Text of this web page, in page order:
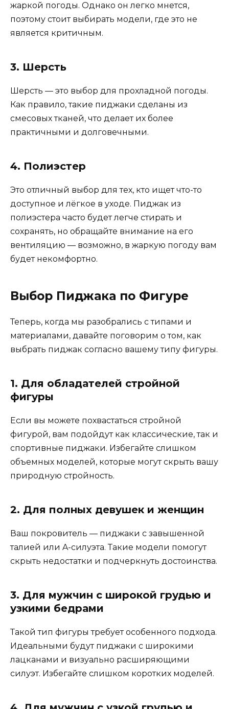
жаркой погоды. Однако он легко мнется,
поэтому стоит выбирать модели, где это не
является критичным.
3. Шерсть
Шерсть — это выбор для прохладной погоды.
Как правило, такие пиджаки сделаны из
смесовых тканей, что делает их более
практичными и долговечными.
4. Полиэстер
Это отличный выбор для тех, кто ищет что-то
доступное и лёгкое в уходе. Пиджак из
полиэстера часто будет легче стирать и
сохранять, но обращайте внимание на его
вентиляцию — возможно, в жаркую погоду вам
будет некомфортно.
Выбор Пиджака по Фигуре
Теперь, когда мы разобрались с типами и
материалами, давайте поговорим о том, как
выбрать пиджак согласно вашему типу фигуры.
1. Для обладателей стройной
фигуры
Если вы можете похвастаться стройной
фигурой, вам подойдут как классические, так и
спортивные пиджаки. Избегайте слишком
объемных моделей, которые могут скрыть вашу
природную стройность.
2. Для полных девушек и женщин
Ваш покровитель — пиджаки с завышенной
талией или A-силуэта. Такие модели помогут
скрыть недостатки и подчеркнуть достоинства.
3. Для мужчин с широкой грудью и
узкими бедрами
Такой тип фигуры требует особенного подхода.
Идеальными будут пиджаки с широкими
лацканами и визуально расширяющими
силуэт. Избегайте слишком коротких моделей.